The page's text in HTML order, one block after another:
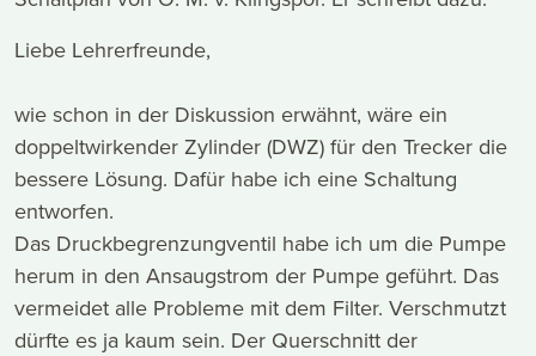
Liebe Lehrerfreunde,
wie schon in der Diskussion erwähnt, wäre ein
doppeltwirkender Zylinder (DWZ) für den Trecker die
bessere Lösung. Dafür habe ich eine Schaltung
entworfen.
Das Druckbegrenzungventil habe ich um die Pumpe
herum in den Ansaugstrom der Pumpe geführt. Das
vermeidet alle Probleme mit dem Filter. Verschmutzt
dürfte es ja kaum sein. Der Querschnitt der